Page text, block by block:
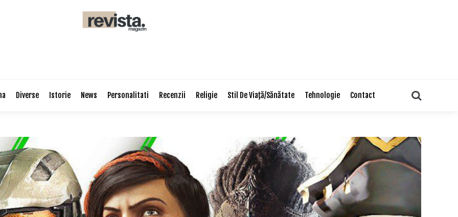
Diverse Istorie News Personalitati Recenzii Religie Stil De Viaţă/Sănătate Tehnologie Contact